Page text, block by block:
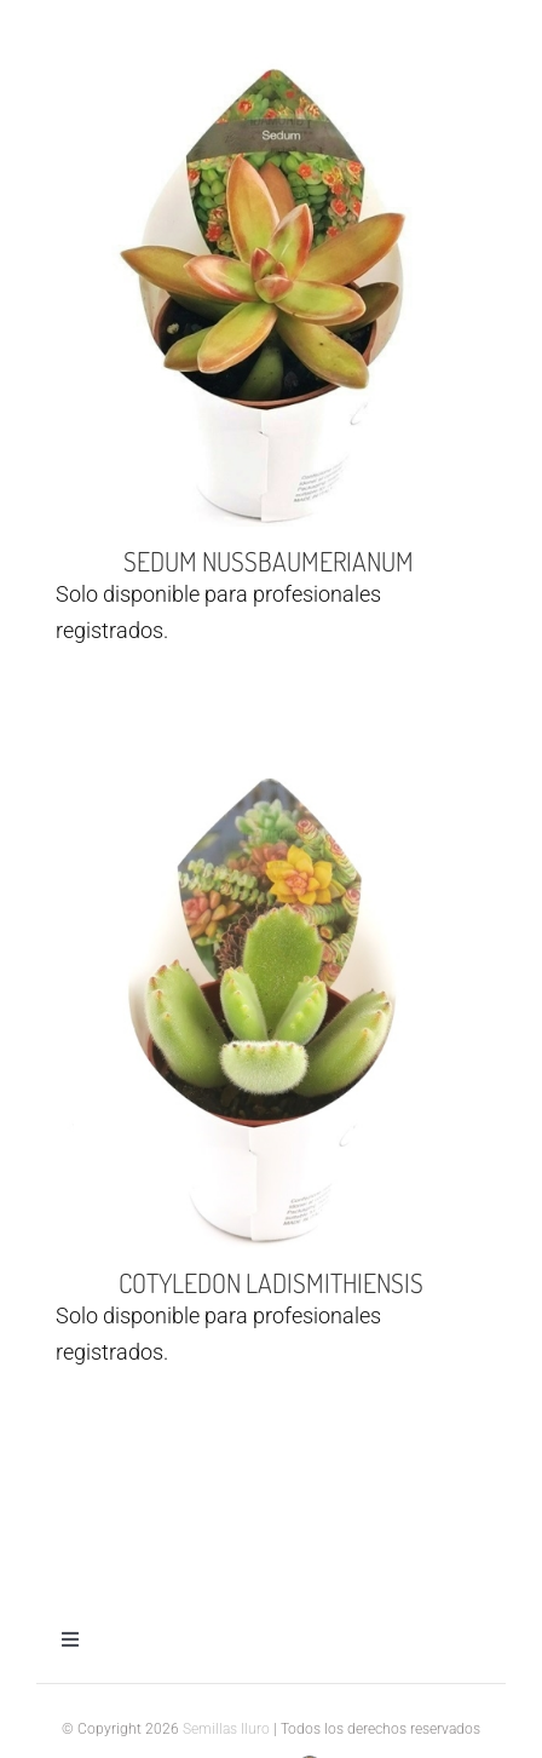
SEDUM NUSSBAUMERIANUM
Solo disponible para profesionales
registrados.
COTYLEDON LADISMITHIENSIS
Solo disponible para profesionales
registrados.
Toggle
© Copyright 2026 Semillas Iluro | Todos los derechos reservados